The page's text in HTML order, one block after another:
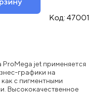
Код: 47001
jet применяется
графики на
с пигментными
Высококачественное